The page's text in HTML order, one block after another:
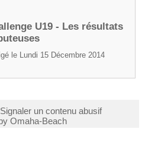
U19 - Les résultats
le Lundi 15 Décembre 2014
Signaler un contenu abusif
Omaha-Beach